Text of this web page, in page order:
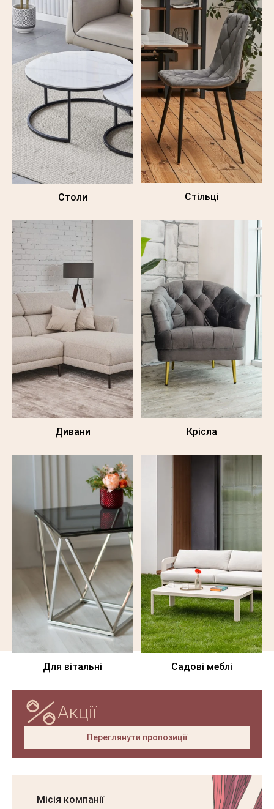
Столи Стільці
Дивани Крісла
Для вітальні Садові меблі
Акції
Переглянути пропозиції
Місія компанії